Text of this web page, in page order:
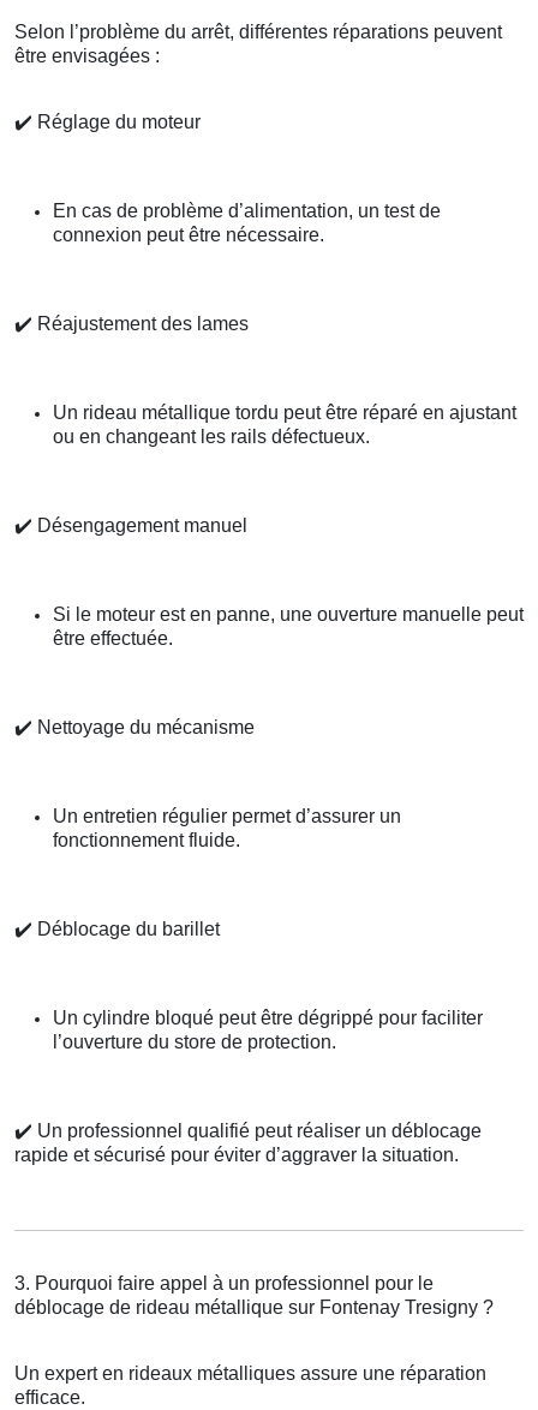
Selon l’problème du arrêt, différentes réparations peuvent
être envisagées :
✔️ Réglage du moteur
En cas de problème d’alimentation, un test de
connexion peut être nécessaire.
✔️ Réajustement des lames
Un rideau métallique tordu peut être réparé en ajustant
ou en changeant les rails défectueux.
✔️ Désengagement manuel
Si le moteur est en panne, une ouverture manuelle peut
être effectuée.
✔️ Nettoyage du mécanisme
Un entretien régulier permet d’assurer un
fonctionnement fluide.
✔️ Déblocage du barillet
Un cylindre bloqué peut être dégrippé pour faciliter
l’ouverture du store de protection.
✔️ Un professionnel qualifié peut réaliser un déblocage
rapide et sécurisé pour éviter d’aggraver la situation.
3. Pourquoi faire appel à un professionnel pour le
déblocage de rideau métallique sur Fontenay Tresigny ?
Un expert en rideaux métalliques assure une réparation
efficace.